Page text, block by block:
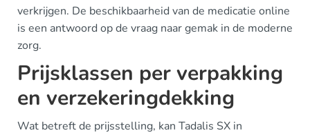
verkrijgen. De beschikbaarheid van de medicatie online
is een antwoord op de vraag naar gemak in de moderne
zorg.
Prijsklassen per verpakking
en verzekeringdekking
Wat betreft de prijsstelling, kan Tadalis SX in